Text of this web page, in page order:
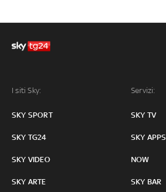
I siti Sky:
SKY SPORT
SKY TG24
SKY VIDEO
SKY ARTE
Servizi:
SKY TV
SKY APPS
NOW
SKY BAR